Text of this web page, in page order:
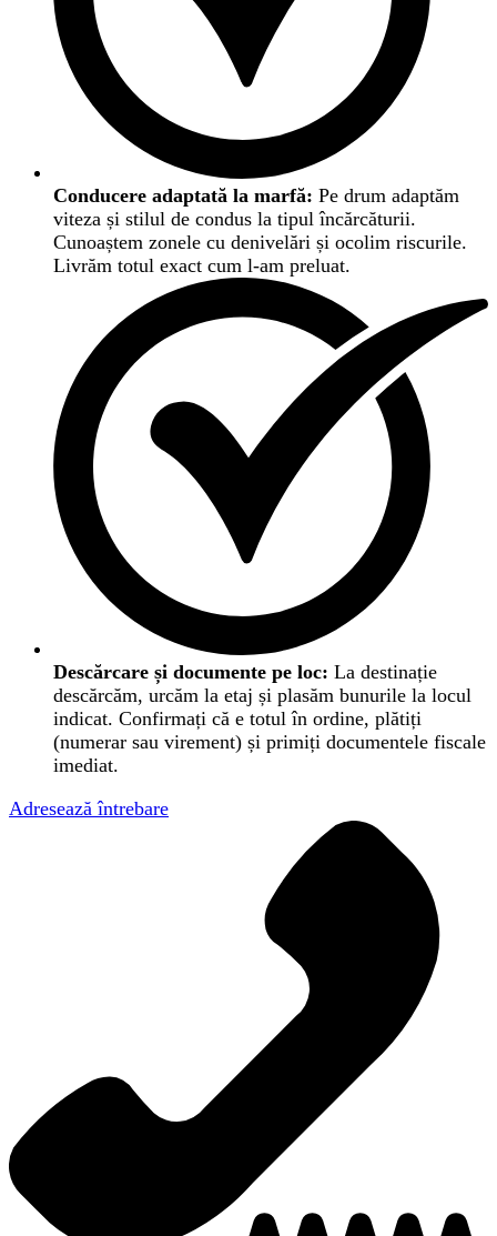
Conducere adaptată la marfă: Pe drum adaptăm
viteza și stilul de condus la tipul încărcăturii.
Cunoaștem zonele cu denivelări și ocolim riscurile.
Livrăm totul exact cum l-am preluat.
Descărcare și documente pe loc: La destinație
descărcăm, urcăm la etaj și plasăm bunurile la locul
indicat. Confirmați că e totul în ordine, plătiți
(numerar sau virement) și primiți documentele fiscale
imediat.
Adresează întrebare